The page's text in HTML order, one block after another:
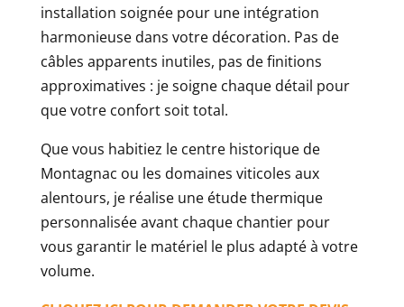
installation soignée pour une intégration
harmonieuse dans votre décoration. Pas de
câbles apparents inutiles, pas de finitions
approximatives : je soigne chaque détail pour
que votre confort soit total.
Que vous habitiez le centre historique de
Montagnac ou les domaines viticoles aux
alentours, je réalise une étude thermique
personnalisée avant chaque chantier pour
vous garantir le matériel le plus adapté à votre
volume.